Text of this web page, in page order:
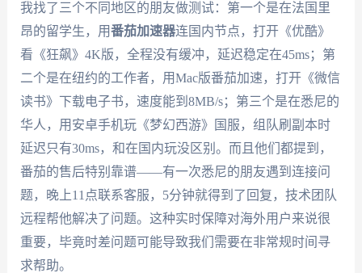
我找了三个不同地区的朋友做测试：第一个是在法国里
昂的留学生，用番茄加速器连国内节点，打开《优酷》
看《狂飙》4K版，全程没有缓冲，延迟稳定在45ms；第
二个是在纽约的工作者，用Mac版番茄加速，打开《微信
读书》下载电子书，速度能到8MB/s；第三个是在悉尼的
华人，用安卓手机玩《梦幻西游》国服，组队刷副本时
延迟只有30ms，和在国内玩没区别。而且他们都提到，
番茄的售后特别靠谱——有一次悉尼的朋友遇到连接问
题，晚上11点联系客服，5分钟就得到了回复，技术团队
远程帮他解决了问题。这种实时保障对海外用户来说很
重要，毕竟时差问题可能导致我们需要在非常规时间寻
求帮助。